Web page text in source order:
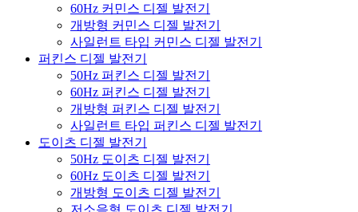
60Hz 커민스 디젤 발전기
개방형 커민스 디젤 발전기
사일런트 타입 커민스 디젤 발전기
퍼킨스 디젤 발전기
50Hz 퍼킨스 디젤 발전기
60Hz 퍼킨스 디젤 발전기
개방형 퍼킨스 디젤 발전기
사일런트 타입 퍼킨스 디젤 발전기
도이츠 디젤 발전기
50Hz 도이츠 디젤 발전기
60Hz 도이츠 디젤 발전기
개방형 도이츠 디젤 발전기